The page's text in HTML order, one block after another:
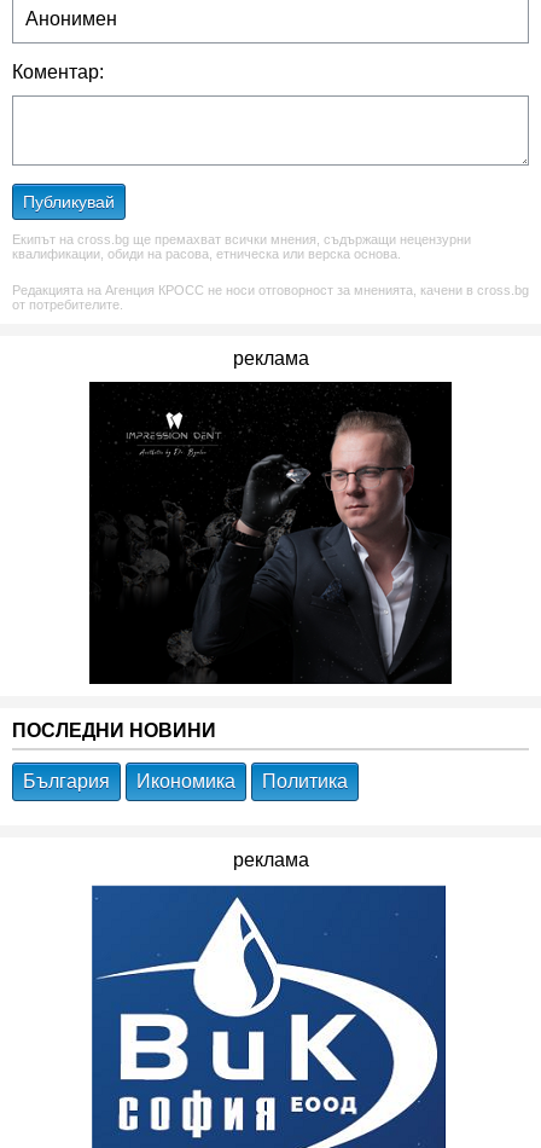
Коментар:
Публикувай
Екипът на cross.bg ще премахват всички мнения, съдържащи нецензурни
квалификации, обиди на расова, етническа или верска основа.
Редакцията на Агенция КРОСС не носи отговорност за мненията, качени в cross.bg
от потребителите.
реклама
ПОСЛЕДНИ НОВИНИ
България Икономика Политика
реклама